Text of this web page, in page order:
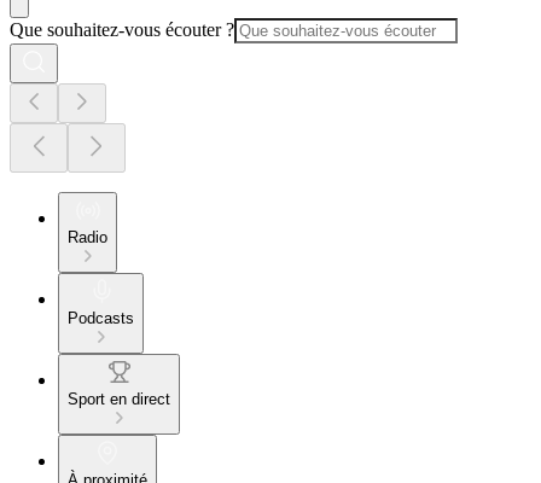
Que souhaitez-vous écouter ?
Radio
Podcasts
Sport en direct